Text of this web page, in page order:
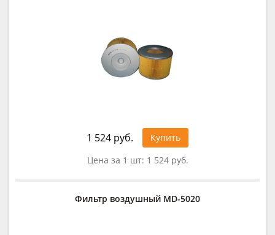
1 524 руб.
Купить
Цена за 1 шт: 1 524 руб.
Фильтр воздушный MD-5020